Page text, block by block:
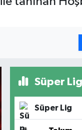
Süper
Süper Lig